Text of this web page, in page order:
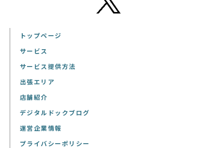
トップページ
サービス
サービス提供方法
出張エリア
店舗紹介
デジタルドックブログ
運営企業情報
プライバシーポリシー